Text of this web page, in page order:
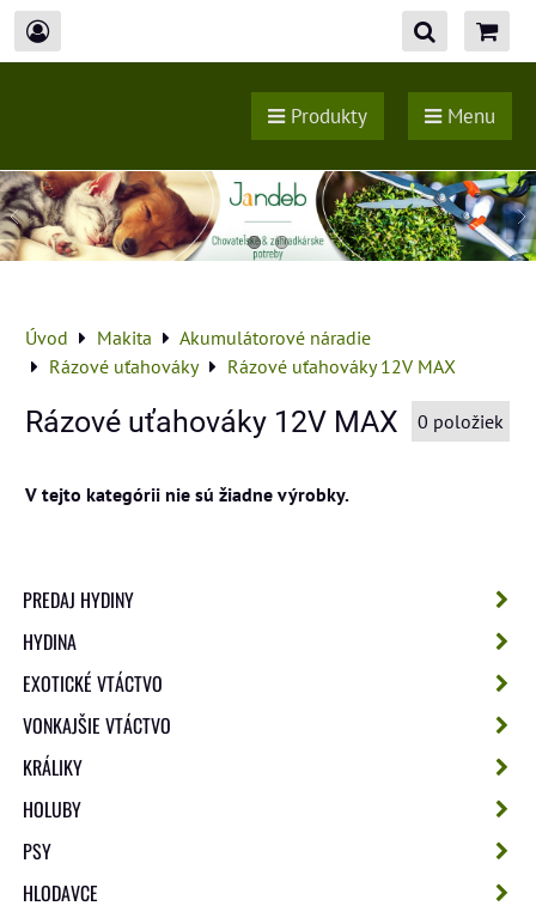
Produkty Menu
Úvod Makita
Akumulátorové náradie
Rázové uťahováky
Rázové uťahováky 12V MAX
Rázové uťahováky 12V MAX 0 položiek
PREDAJ HYDINY
HYDINA
EXOTICKÉ VTÁCTVO
VONKAJŠIE VTÁCTVO
KRÁLIKY
HOLUBY
PSY
HLODAVCE